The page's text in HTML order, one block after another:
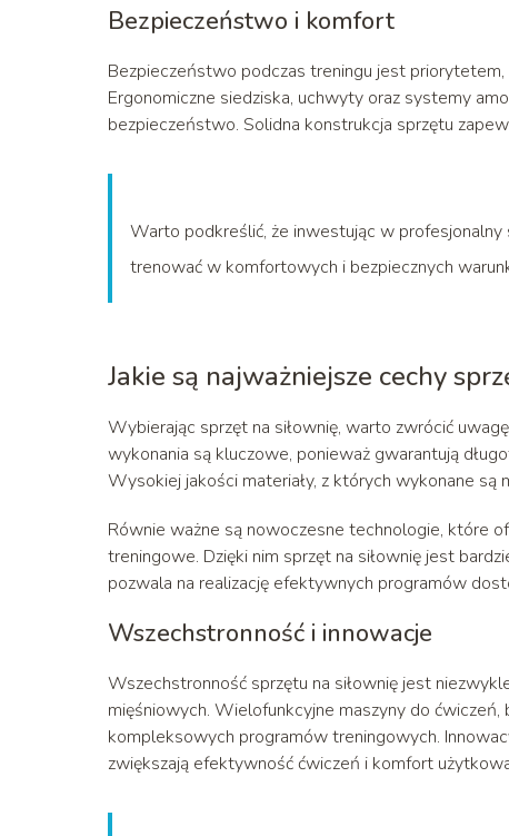
Bezpieczeństwo i komfort
Bezpieczeństwo podczas treningu jest
Ergonomiczne siedziska, uchwyty oraz systemy
bezpieczeństwo. Solidna konstrukcja sprzętu
Warto podkreślić, że inwestując w profesjonalny
trenować w komfortowych i bezpiecznych
Jakie są najważniejsze cechy
Wybierając sprzęt na siłownię, warto zwrócić
wykonania są kluczowe, ponieważ gwarantują
Wysokiej jakości materiały, z których wykonane są
Równie ważne są nowoczesne technologie, które
treningowe. Dzięki nim sprzęt na siłownię jest
pozwala na realizację efektywnych programów
Wszechstronność i innowacje
Wszechstronność sprzętu na siłownię jest
mięśniowych. Wielofunkcyjne maszyny do
kompleksowych programów treningowych.
zwiększają efektywność ćwiczeń i komfort